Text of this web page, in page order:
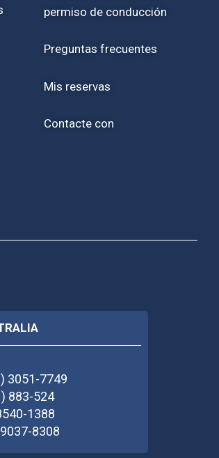
permiso de conducción
Preguntas frecuentes
Mis reservas
Contacte con
3051-7749
883-524
1388
8308